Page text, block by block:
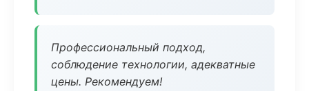
Профессиональный подход,
соблюдение технологии, адекватные
цены. Рекомендуем!